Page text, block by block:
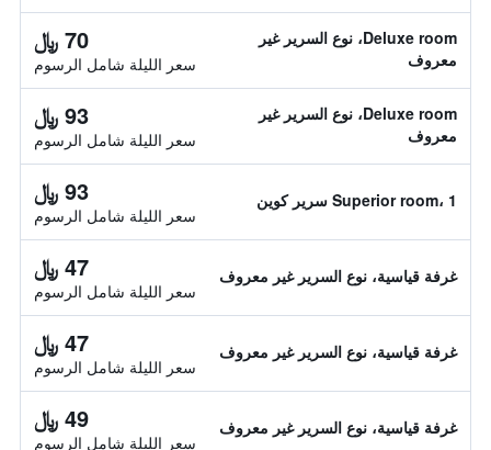
Deluxe room، نوع السرير غير
معروف
70 ﷼
سعر الليلة شامل الرسوم
Deluxe room، نوع السرير غير
معروف
93 ﷼
سعر الليلة شامل الرسوم
Superior room، 1 سرير كوين 93 ﷼
سعر الليلة شامل الرسوم
غرفة قياسية، نوع السرير غير معروف 47 ﷼
سعر الليلة شامل الرسوم
غرفة قياسية، نوع السرير غير معروف 47 ﷼
سعر الليلة شامل الرسوم
غرفة قياسية، نوع السرير غير معروف 49 ﷼
سعر الليلة شامل الرسوم